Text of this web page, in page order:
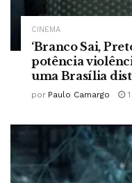
CINEMA
‘Branco Sai,
potência
uma Brasília
por Paulo Camargo 1